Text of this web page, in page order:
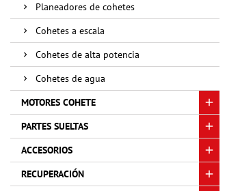
Planeadores de cohetes
Cohetes a escala
Cohetes de alta potencia
Cohetes de agua
MOTORES COHETE
PARTES SUELTAS
ACCESORIOS
RECUPERACIÓN